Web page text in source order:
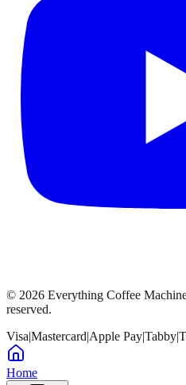
© 2026 Everything Coffee
reserved.
Visa|Mastercard|Apple Pay|Tabby|
Home